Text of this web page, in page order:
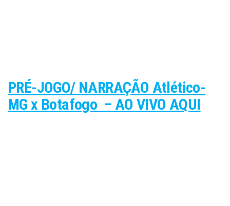
PRÉ-JOGO/ NARRAÇÃO Atlético-
MG x Botafogo – AO VIVO AQUI